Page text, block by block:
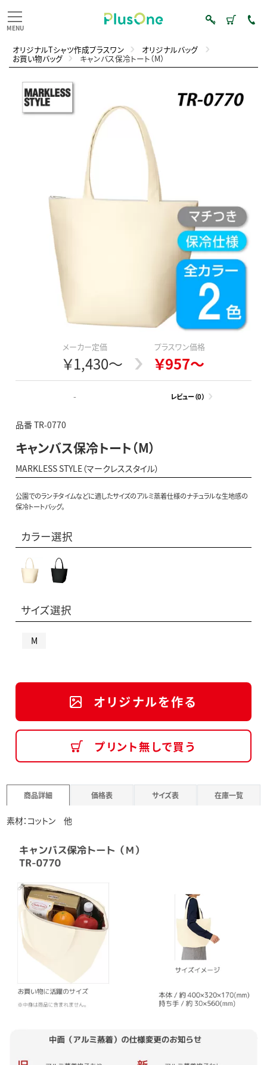
オリジナルTシャツ作成プラスワン オリジナルバッグ
お買い物バッグ キャンバス保冷トート（M）
メーカー定価
￥1,430～
プラスワン価格
￥957～
- レビュー（0）
品番 TR-0770
キャンバス保冷トート（M）
MARKLESS STYLE（マークレススタイル）
公園でのランチタイムなどに適したサイズのアルミ蒸着仕様のナチュラルな生地感の
保冷トートバッグ。
カラー選択
サイズ選択
M
オリジナルを作る
プリント無しで買う
商品詳細 価格表 サイズ表 在庫一覧
素材：コットン 他